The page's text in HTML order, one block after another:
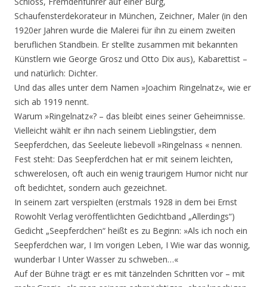
Schaufensterdekorateur in München, Zeichner, Maler (in den
1920er Jahren wurde die Malerei für ihn zu einem zweiten
beruflichen Standbein. Er stellte zusammen mit bekannten
Künstlern wie George Grosz und Otto Dix aus), Kabarettist –
und natürlich: Dichter.
Und das alles unter dem Namen »Joachim Ringelnatz«, wie er
sich ab 1919 nennt.
Warum »Ringelnatz«? – das bleibt eines seiner Geheimnisse.
Vielleicht wählt er ihn nach seinem Lieblingstier, dem
Seepferdchen, das Seeleute liebevoll »Ringelnass « nennen.
Fest steht: Das Seepferdchen hat er mit seinem leichten,
schwerelosen, oft auch ein wenig traurigem Humor nicht nur
oft bedichtet, sondern auch gezeichnet.
In seinem zart verspielten (erstmals 1928 in dem bei Ernst
Rowohlt Verlag veröffentlichten Gedichtband „Allerdings“)
Gedicht „Seepferdchen“ heißt es zu Beginn: »Als ich noch ein
Seepferdchen war, I Im vorigen Leben, I Wie war das wonnig,
wunderbar I Unter Wasser zu schweben…«
Auf der Bühne trägt er es mit tänzelnden Schritten vor – mit